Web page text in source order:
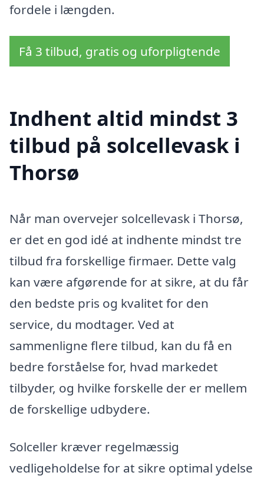
fordele i længden.
Få 3 tilbud, gratis og uforpligtende
Indhent altid mindst 3
tilbud på solcellevask i
Thorsø
Når man overvejer solcellevask i Thorsø,
er det en god idé at indhente mindst tre
tilbud fra forskellige firmaer. Dette valg
kan være afgørende for at sikre, at du får
den bedste pris og kvalitet for den
service, du modtager. Ved at
sammenligne flere tilbud, kan du få en
bedre forståelse for, hvad markedet
tilbyder, og hvilke forskelle der er mellem
de forskellige udbydere.
Solceller kræver regelmæssig
vedligeholdelse for at sikre optimal ydelse